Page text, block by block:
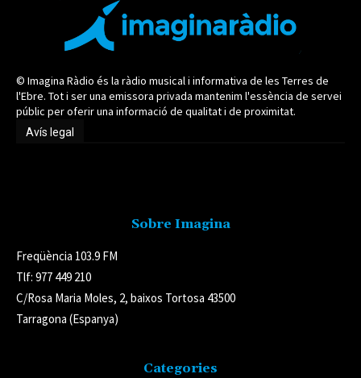
© Imagina Ràdio és la ràdio musical i informativa de les Terres de
l'Ebre. Tot i ser una emissora privada mantenim l'essència de servei
públic per oferir una informació de qualitat i de proximitat.
Avís legal
Sobre Imagina
Freqüència 103.9 FM
Tlf: 977 449 210
C/Rosa Maria Moles, 2, baixos Tortosa 43500
Tarragona (Espanya)
Categories